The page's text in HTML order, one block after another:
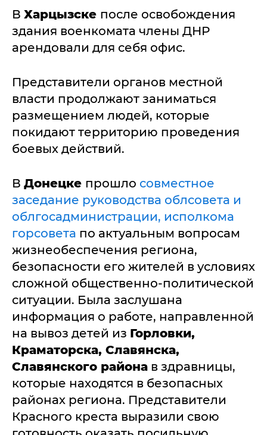
В Харцызске после освобождения
здания военкомата члены ДНР
арендовали для себя офис.
Представители органов местной
власти продолжают заниматься
размещением людей, которые
покидают территорию проведения
боевых действий.
В Донецке прошло совместное
заседание руководства облсовета и
облгосадминистрации, исполкома
горсовета по актуальным вопросам
жизнеобеспечения региона,
безопасности его жителей в условиях
сложной общественно-политической
ситуации. Была заслушана
информация о работе, направленной
на вывоз детей из Горловки,
Краматорска, Славянска,
Славянского района в здравницы,
которые находятся в безопасных
районах региона. Представители
Красного креста выразили свою